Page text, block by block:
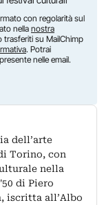
con regolarità sul
nella nostra
trasferiti su MailChimp
. Potrai
nelle email.
dell’arte
Torino, con
nella
di Piero
iscritta all’Albo